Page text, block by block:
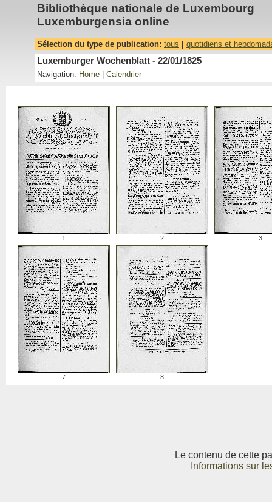
Bibliothèque nationale de Luxembourg
Luxemburgensia online
Sélection du type de publication: tous quotidiens et
Luxemburger Wochenblatt - 22/01/1825
Navigation: Home Calendrier
1 2 3
7 8
Le contenu de cette
Informations sur